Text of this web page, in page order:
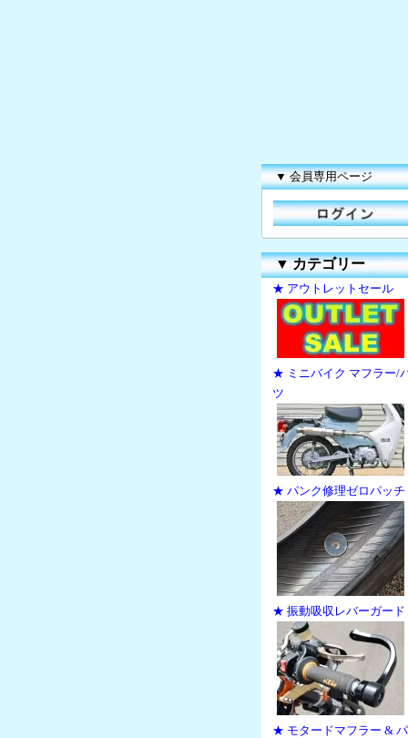
▼ 会員専用ページ
▼カテゴリー
★ アウトレットセール
★ ミニバイク マフラー/
ツ
★ パンク修理ゼロパッチ
★ 振動吸収レバーガード
★ モタードマフラー &